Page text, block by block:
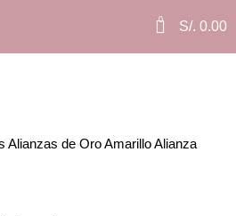
0 S/. 0.00
Alianzas de Oro AmarilloAlianza